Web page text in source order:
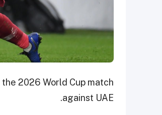
2026 World Cup match
against UAE.